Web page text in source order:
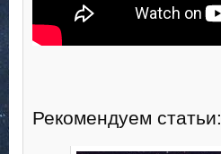
Рекомендуем статьи: